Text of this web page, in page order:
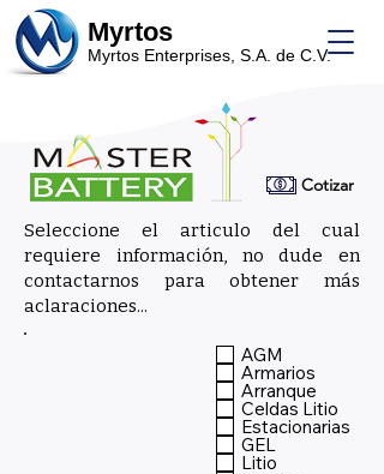
Myrtos
Myrtos Enterprises, S.A. de C.V.
Cotizar
Seleccione el articulo del cual
requiere información, no dude en
contactarnos para obtener más
aclaraciones...
AGM
Armarios
Arranque
Celdas Litio
Estacionarias
GEL
Litio